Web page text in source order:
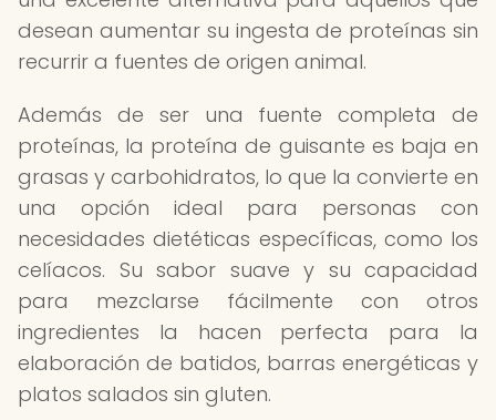
desean aumentar su ingesta de proteínas sin
recurrir a fuentes de origen animal.
Además de ser una fuente completa de
proteínas, la proteína de guisante es baja en
grasas y carbohidratos, lo que la convierte en
una opción ideal para personas con
necesidades dietéticas específicas, como los
celíacos. Su sabor suave y su capacidad
para mezclarse fácilmente con otros
ingredientes la hacen perfecta para la
elaboración de batidos, barras energéticas y
platos salados sin gluten.